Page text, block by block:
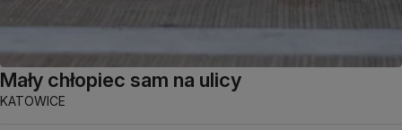
Mały chłopiec sam na ulicy
KATOWICE